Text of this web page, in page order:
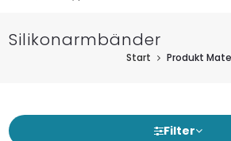
Silikonarmbänder
Start Produkt
Filter